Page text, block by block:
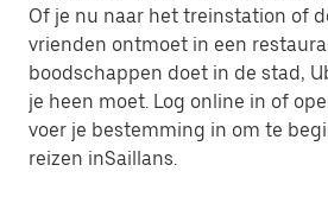
Of je nu naar het treinstation of
vrienden ontmoet in een
boodschappen doet in de stad,
je heen moet. Log online in of
voer je bestemming in om te
reizen inSaillans.